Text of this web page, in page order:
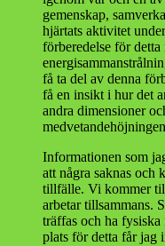
gemenskap,
hjärtats aktivitet
förberedelse för detta
få ta del av denna
få en insikt i hur det
andra dimensioner
Informationen som
att några saknas och
tillfälle. Vi kommer
arbetar tillsammans.
träffas och ha
plats för detta får jag